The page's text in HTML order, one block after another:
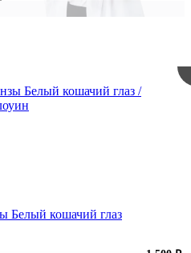
Белый кошачий глаз